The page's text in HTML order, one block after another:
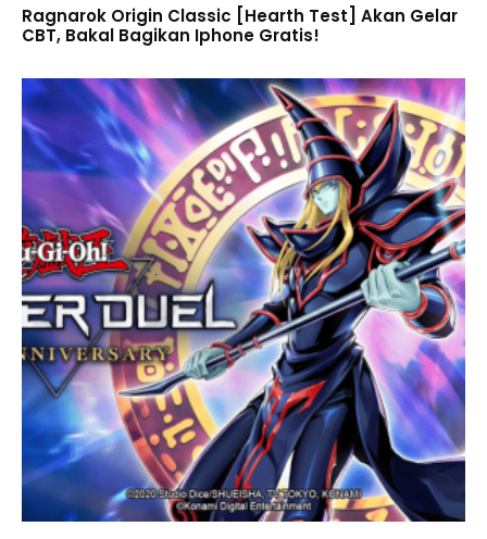
Ragnarok Origin Classic [Hearth Test] Akan Gelar
CBT, Bakal Bagikan Iphone Gratis!